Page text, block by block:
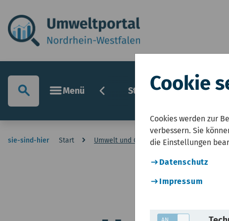
search menuMenü chevron_left Startseite
sie-sind-hier Start Umwelt und Gesundheit
Cookie
Cookies werden zur
verbessern. Sie
die Einstellungen
Datenschutz
Impressum